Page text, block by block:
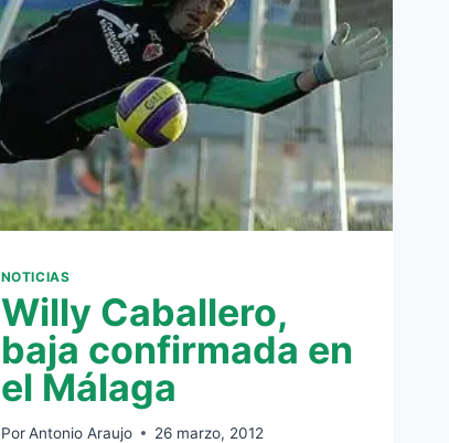
NOTICIAS
Willy Caballero,
baja confirmada en
el Málaga
Por Antonio Araujo 26 marzo, 2012